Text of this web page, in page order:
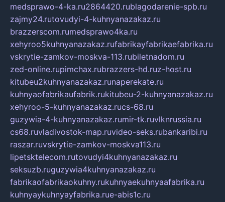
medsprawo-4-ka.ru2864420.rublagodarenie-spb.ru
zajmy24.rutovudyi-4-kuhnyanazakaz.ru
brazzerscom.rumedsprawo4ka.ru
xehyroo5kuhnyanazakaz.rufabrikayfabrikaefabrika.ru
vskrytie-zamkov-moskva-113.rubiletnadom.ru
zed-online.rupimchax.rubrazzers-hd.ruz-host.ru
kitubeu2kuhnyanazakaz.runaperekate.ru
kuhnyaofabrikaufabrik.rukitubeu-2-kuhnyanazakaz.ru
xehyroo-5-kuhnyanazakaz.rucs-68.ru
guzywia-4-kuhnyanazakaz.rumir-tk.ruvlknrussia.ru
cs68.ruvladivostok-map.ruvideo-seks.rubankaribi.ru
raszar.ruvskrytie-zamkov-moskva113.ru
lipetsktelecom.rutovudyi4kuhnyanazakaz.ru
seksuzb.ruguzywia4kuhnyanazakaz.ru
fabrikaofabrikaokuhny.rukuhnyaekuhnyaafabrika.ru
kuhnyaykuhnyayfabrika.rue-abis1c.ru